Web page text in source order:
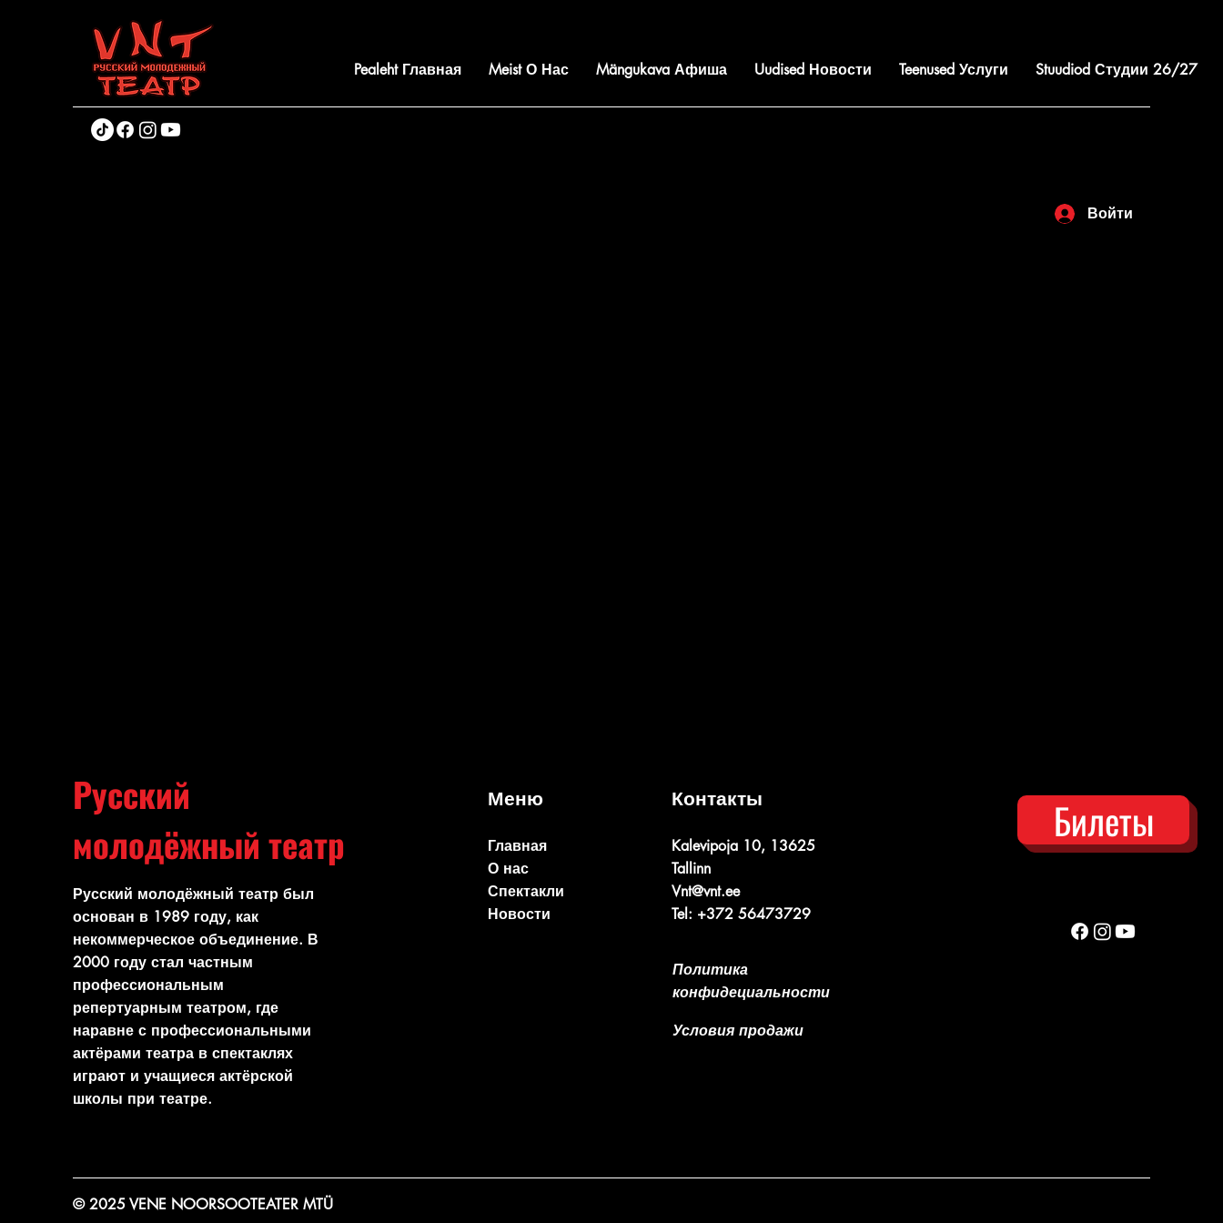
Pealeht Главная Meist О Нас Mängukava Афиша Uudised Новости Teenused Услуги Stuudiod Студии 26/27
Войти
Русский
молодёжный театр
Русский молодёжный театр был
основан в 1989 году, как
некоммерческое объединение. В
2000 году стал частным
профессиональным
репертуарным театром, где
наравне с профессиональными
актёрами театра в спектаклях
играют и учащиеся актёрской
школы при театре.
Меню
Главная
О нас
Спектакли
Новости
Контакты
Kalevipoja 10, 13625
Tallinn
Vnt@vnt.ee
Tel: +372 56473729
Политика
конфидециальности
Условия продажи
Билеты
© 2025 VENE NOORSOOTEATER MTÜ